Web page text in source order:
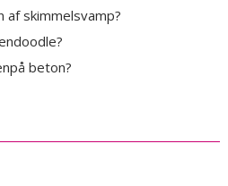
af skimmelsvamp?
beton?